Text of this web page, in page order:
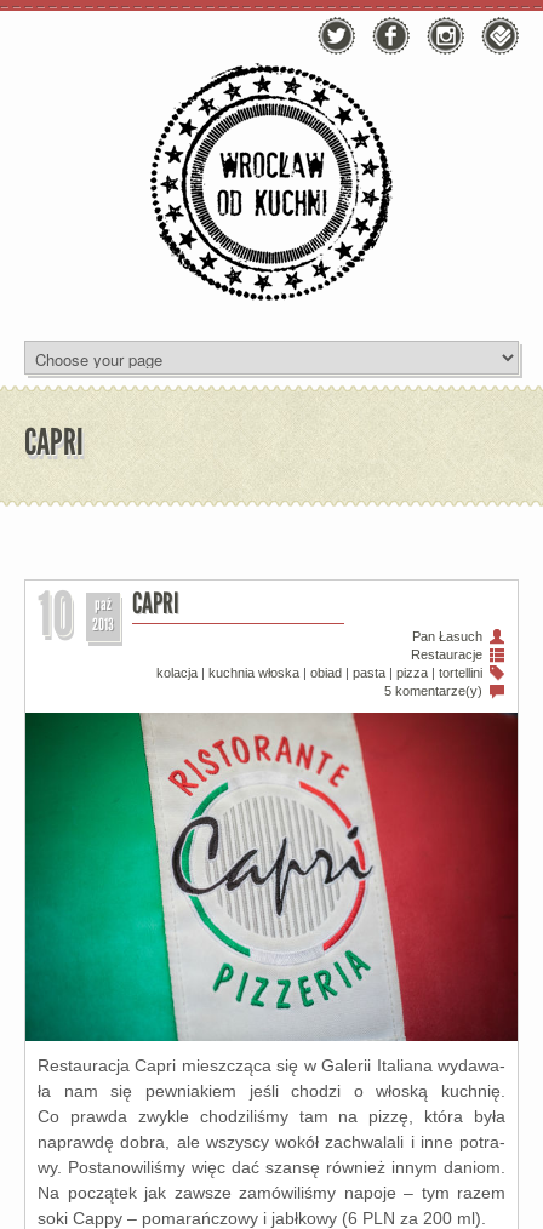
CAPRI
10
paź
2013
CAPRI
Pan Łasuch
Restauracje
kolacja | kuchnia włoska | obiad | pasta | pizza | tortellini
5 komentarze(y)
Restauracja Capri miesz­czą­ca się w Galerii Italiana wyda­wa­
ła nam się pew­nia­kiem jeśli cho­dzi o wło­ską kuch­nię.
Co praw­da zwy­kle cho­dzi­li­śmy tam na piz­zę, któ­ra była
napraw­dę dobra, ale wszy­scy wokół zachwa­la­li i inne potra­
wy. Postanowiliśmy więc dać szan­sę rów­nież innym daniom.
Na począ­tek jak zawsze zamó­wi­li­śmy napo­je – tym razem
soki Cappy – poma­rań­czo­wy i jabł­ko­wy (6 PLN za 200 ml).